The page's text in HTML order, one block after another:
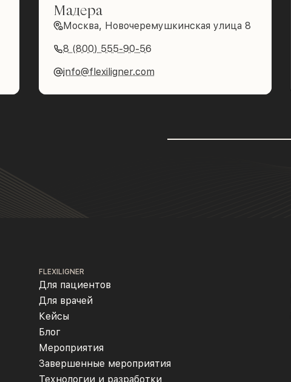
Мадера
Москва, Новочеремушкинская улица 8
8 (800) 555-90-56
info@flexiligner.com
FLEXILIGNER
Для пациентов
Для врачей
Кейсы
Блог
Мероприятия
Завершенные мероприятия
Технологии и разработки